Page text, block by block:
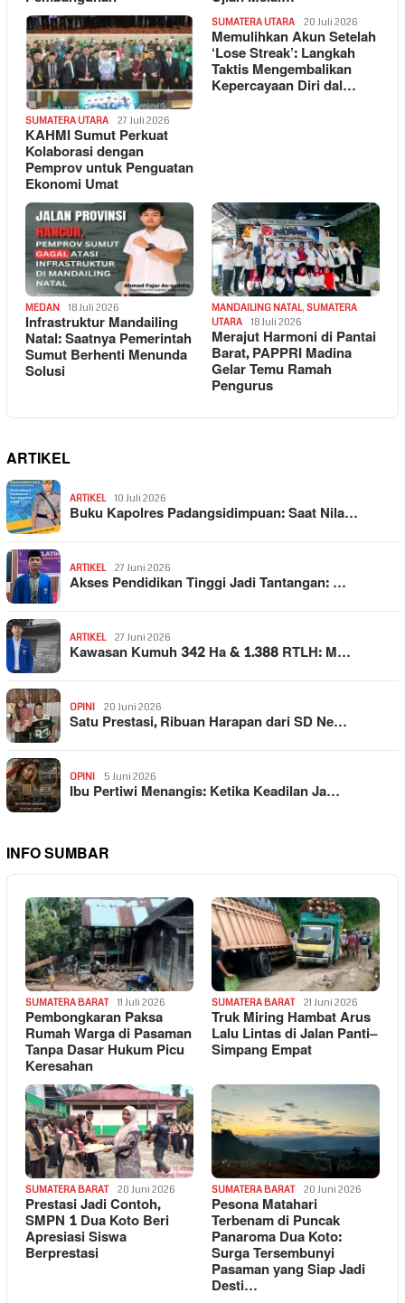
SUMATERA UTARA 27 Juli 2026
KAHMI Sumut Perkuat
Kolaborasi dengan
Pemprov untuk Penguatan
Ekonomi Umat
SUMATERA UTARA 20 Juli 2026
Memulihkan Akun Setelah
‘Lose Streak’: Langkah
Taktis Mengembalikan
Kepercayaan Diri dal…
MEDAN 18 Juli 2026
Infrastruktur Mandailing
Natal: Saatnya Pemerintah
Sumut Berhenti Menunda
Solusi
MANDAILING NATAL, SUMATERA
UTARA
18 Juli 2026
Merajut Harmoni di Pantai
Barat, PAPPRI Madina
Gelar Temu Ramah
Pengurus
ARTIKEL
ARTIKEL 10 Juli 2026
Buku Kapolres Padangsidimpuan: Saat Nila…
ARTIKEL 27 Juni 2026
Akses Pendidikan Tinggi Jadi Tantangan: …
ARTIKEL 27 Juni 2026
Kawasan Kumuh 342 Ha & 1.388 RTLH: M…
OPINI 20 Juni 2026
Satu Prestasi, Ribuan Harapan dari SD Ne…
OPINI 5 Juni 2026
Ibu Pertiwi Menangis: Ketika Keadilan Ja…
INFO SUMBAR
SUMATERA BARAT 11 Juli 2026
Pembongkaran Paksa
Rumah Warga di Pasaman
Tanpa Dasar Hukum Picu
Keresahan
SUMATERA BARAT 21 Juni 2026
Truk Miring Hambat Arus
Lalu Lintas di Jalan Panti–
Simpang Empat
SUMATERA BARAT 20 Juni 2026
Prestasi Jadi Contoh,
SMPN 1 Dua Koto Beri
Apresiasi Siswa
Berprestasi
SUMATERA BARAT 20 Juni 2026
Pesona Matahari
Terbenam di Puncak
Panaroma Dua Koto:
Surga Tersembunyi
Pasaman yang Siap Jadi
Desti…